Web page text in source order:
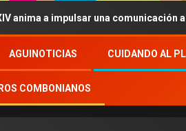
a impulsar una comunicación al
AGUINOTICIAS CUIDANDO AL
COMBONIANOS